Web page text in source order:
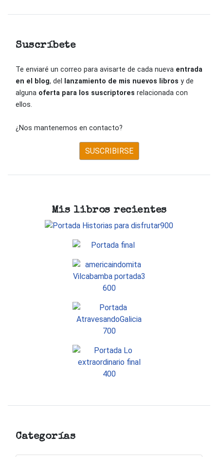
Suscríbete
Te enviaré un correo para avisarte de cada nueva entrada
en el blog, del lanzamiento de mis nuevos libros y de
alguna oferta para los suscriptores relacionada con
ellos.
¿Nos mantenemos en contacto?
SUSCRIBIRSE
Mis libros recientes
Categorías